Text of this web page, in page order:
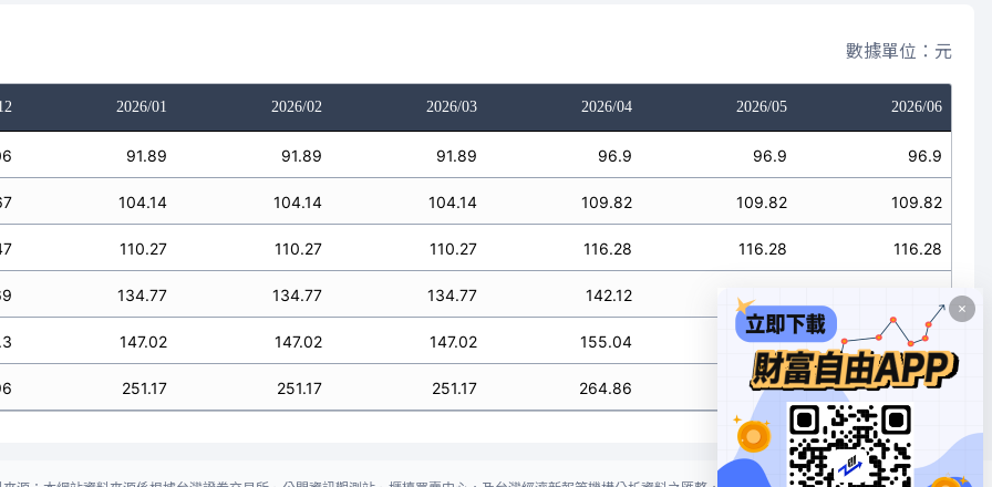
數據單位：元
2026/01 2026/02 2026/03 2026/04 2026/05 2026/06
91.89 91.89 91.89 96.9 96.9 96.9
104.14 104.14 104.14 109.82 109.82 109.82
110.27 110.27 110.27 116.28 116.28 116.28
134.77 134.77 134.77 142.12 142.12
147.02 147.02 147.02 155.04 155.04 155.04
251.17 251.17 251.17 264.86 264.86 264.86